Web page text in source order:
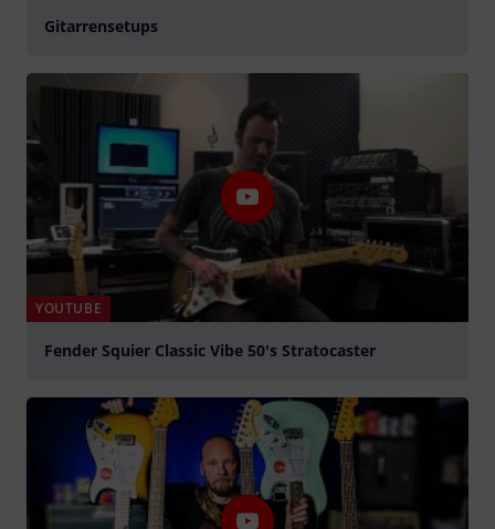
Gitarrensetups
YOUTUBE
Fender Squier Classic Vibe 50's Stratocaster